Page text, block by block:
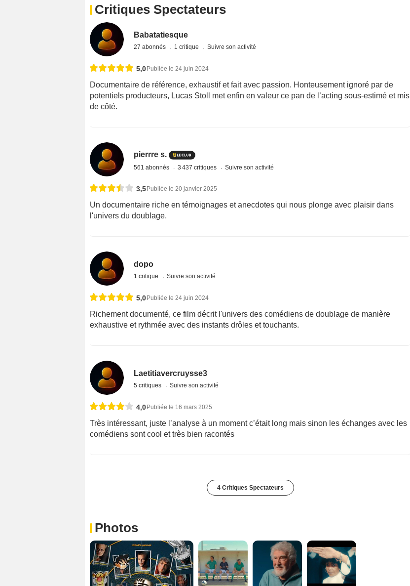
Critiques Spectateurs
Babatatiesque
27 abonnés 1 critique Suivre son activité
5,0Publiée le 24 juin 2024
Documentaire de référence, exhaustif et fait avec passion. Honteusement ignoré par de
potentiels producteurs, Lucas Stoll met enfin en valeur ce pan de l’acting sous-estimé et mis
de côté.
pierrre s.
561 abonnés 3 437 critiques Suivre son activité
3,5 Publiée le 20 janvier 2025
Un documentaire riche en témoignages et anecdotes qui nous plonge avec plaisir dans
l'univers du doublage.
dopo
1 critique Suivre son activité
5,0 Publiée le 24 juin 2024
Richement documenté, ce film décrit l'univers des comédiens de doublage de manière
exhaustive et rythmée avec des instants drôles et touchants.
Laetitiavercruysse3
5 critiques Suivre son activité
4,0 Publiée le 16 mars 2025
Très intéressant, juste l’analyse à un moment c’était long mais sinon les échanges avec les
comédiens sont cool et très bien racontés
4 Critiques Spectateurs
Photos